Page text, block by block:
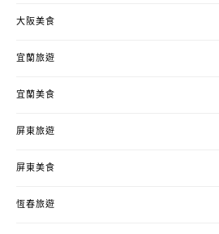
大阪美食
宜蘭旅遊
宜蘭美食
屏東旅遊
屏東美食
恆春旅遊